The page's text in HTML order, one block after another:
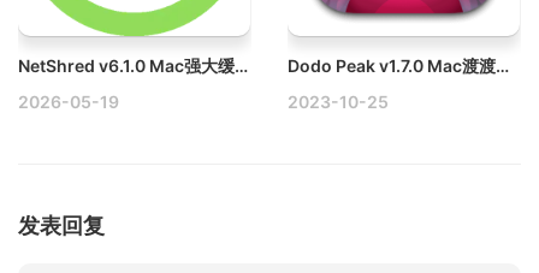
NetShred v6.1.0 Mac强大缓存清理工具破解版
2026-05-19
Dodo Peak v1.7.0 Mac渡渡鸟峰休闲益智游戏
2023-10-25
发表回复